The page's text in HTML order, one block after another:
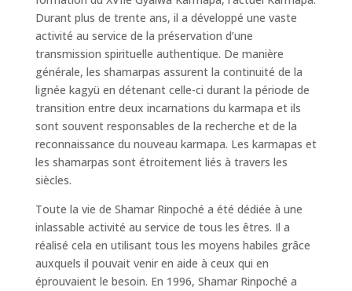
Durant plus de trente ans, il a développé une vaste
activité au service de la préservation d’une
transmission spirituelle authentique. De manière
générale, les shamarpas assurent la continuité de la
lignée kagyü en détenant celle-ci durant la période de
transition entre deux incarnations du karmapa et ils
sont souvent responsables de la recherche et de la
reconnaissance du nouveau karmapa. Les karmapas et
les shamarpas sont étroitement liés à travers les
siècles.
Toute la vie de Shamar Rinpoché a été dédiée à une
inlassable activité au service de tous les êtres. Il a
réalisé cela en utilisant tous les moyens habiles grâce
auxquels il pouvait venir en aide à ceux qui en
éprouvaient le besoin. En 1996, Shamar Rinpoché a